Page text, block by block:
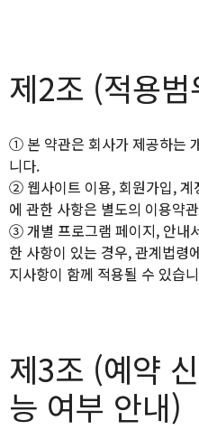
제2조 (적용범
① 본 약관은 회사가 제공하는
니다.
② 웹사이트 이용, 회원가입, 계
에 관한 사항은 별도의 이용약
③ 개별 프로그램 페이지, 안내
한 사항이 있는 경우, 관계법령
지사항이 함께 적용될 수 있습
제3조 (예약
능 여부 안내)